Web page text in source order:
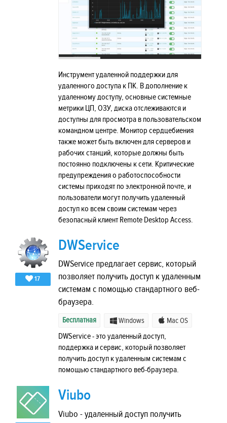
Инструмент удаленной поддержки для
удаленного доступа к ПК. В дополнение к
удаленному доступу, основные системные
метрики ЦП, ОЗУ, диска отслеживаются и
доступны для просмотра в пользовательском
командном центре. Монитор сердцебиения
также может быть включен для серверов и
рабочих станций, которые должны быть
постоянно подключены к сети. Критические
предупреждения о работоспособности
системы приходят по электронной почте, и
пользователи могут получить удаленный
доступ ко всем своим системам через
безопасный клиент Remote Desktop Access.
17
DWService
DWService предлагает сервис, который
позволяет получить доступ к удаленным
системам с помощью стандартного веб-
браузера.
Бесплатная Windows Mac OS
DWService - это удаленный доступ,
поддержка и сервис, который позволяет
получить доступ к удаленным системам с
помощью стандартного веб-браузера.
Viubo
Viubo - удаленный доступ получить